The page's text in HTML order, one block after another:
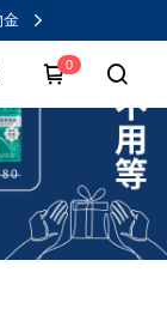
金
0